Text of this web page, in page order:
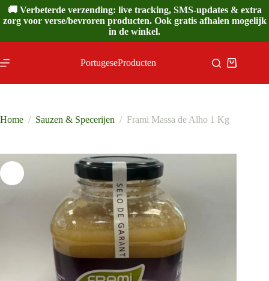
Ga
naar
de
🚚 Verbeterde verzending: live tracking, SMS-updates & extra
zorg voor verse/bevroren producten. Ook gratis afhalen mogelijk
in de winkel.
PortugeseProducten
Home / Sauzen & Specerijen / Frami Massa de Alho 1 Kg